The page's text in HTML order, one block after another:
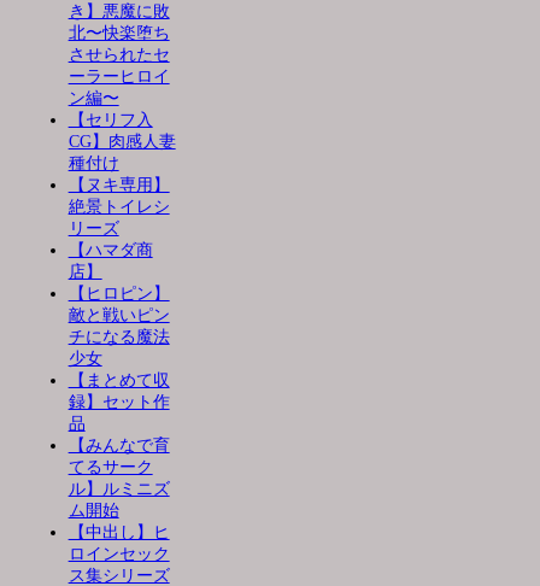
き】悪魔に敗
北〜快楽堕ち
させられたセ
ーラーヒロイ
ン編〜
【セリフ入
CG】肉感人妻
種付け
【ヌキ専用】
絶景トイレシ
リーズ
【ハマダ商
店】
【ヒロピン】
敵と戦いピン
チになる魔法
少女
【まとめて収
録】セット作
品
【みんなで育
てるサーク
ル】ルミニズ
ム開始
【中出し】ヒ
ロインセック
ス集シリーズ